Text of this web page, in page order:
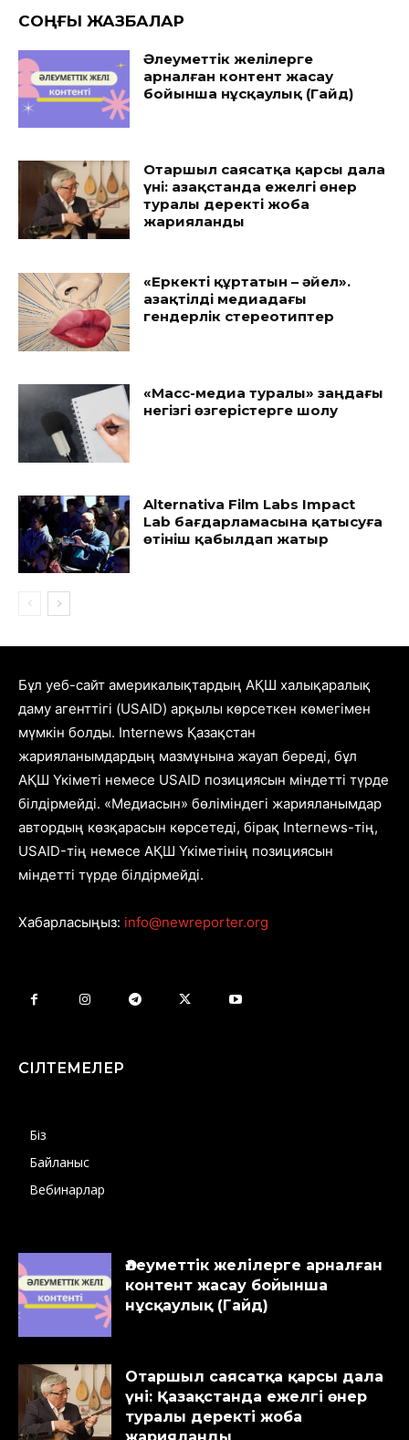
CОҢҒЫ ЖАЗБАЛАР
Әлеуметтік желілерге
арналған контент жасау
бойынша нұсқаулық (Гайд)
Отаршыл саясатқа қарсы дала
үні: Қазақстанда ежелгі өнер
туралы деректі жоба
жарияланды
«Еркекті құртатын – әйел».
Қазақтілді медиадағы
гендерлік стереотиптер
«Масс-медиа туралы» заңдағы
негізгі өзгерістерге шолу
Alternativa Film Labs Impact
Lab бағдарламасына қатысуға
өтініш қабылдап жатыр
Бұл уеб-сайт америкалықтардың АҚШ халықаралық
даму агенттігі (USAID) арқылы көрсеткен көмегімен
мүмкін болды. Internews Қазақстан
жарияланымдардың мазмұнына жауап береді, бұл
АҚШ Үкіметі немесе USAID позициясын міндетті түрде
білдірмейді. «Медиасын» бөліміндегі жарияланымдар
автордың көзқарасын көрсетеді, бірақ Internews-тің,
USAID-тің немесе АҚШ Үкіметінің позициясын
міндетті түрде білдірмейді.
Хабарласыңыз: info@newreporter.org
СІЛТЕМЕЛЕР
Біз
Байланыс
Вебинарлар
Әлеуметтік желілерге арналған
контент жасау бойынша
нұсқаулық (Гайд)
Отаршыл саясатқа қарсы дала
үні: Қазақстанда ежелгі өнер
туралы деректі жоба